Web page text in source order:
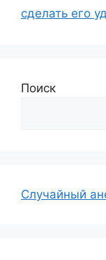
сделать его
Поиск
Случайный